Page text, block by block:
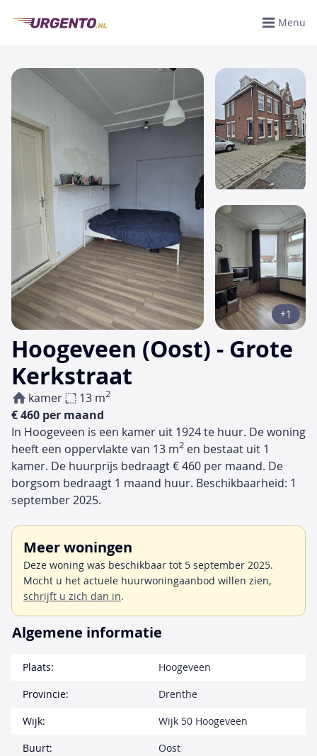
Menu
Hoogeveen (Oost) - Grote
Kerkstraat
kamer 13 m2
€ 460 per maand
+1
In Hoogeveen is een kamer uit 1924 te huur. De woning
heeft een oppervlakte van 13 m2 en bestaat uit 1
kamer. De huurprijs bedraagt € 460 per maand. De
borgsom bedraagt 1 maand huur. Beschikbaarheid: 1
september 2025.
Meer woningen
Deze woning was beschikbaar tot 5 september 2025.
Mocht u het actuele huurwoningaanbod willen zien,
schrijft u zich dan in.
Algemene informatie
Plaats:
Hoogeveen
Provincie:
Drenthe
Wijk:
Wijk 50 Hoogeveen
Buurt:
Oost